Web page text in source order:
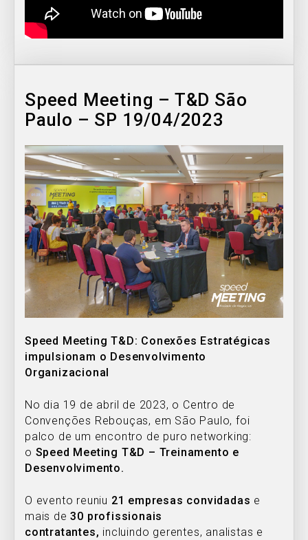
Speed Meeting – T&D São
Paulo – SP 19/04/2023
Speed Meeting T&D: Conexões Estratégicas
impulsionam o Desenvolvimento
Organizacional
No dia 19 de abril de 2023, o Centro de
Convenções Rebouças, em São Paulo, foi
palco de um encontro de puro networking:
o Speed Meeting T&D – Treinamento e
Desenvolvimento.
O evento reuniu 21 empresas convidadas e
mais de30 profissionais
contratantes, incluindo gerentes, analistas e